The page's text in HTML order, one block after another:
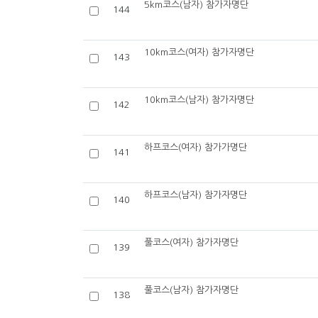
144
5km코스(남자) 참가자명단
143
10km코스(여자) 참가자명단
142
10km코스(남자) 참가자명단
141
하프코스(여자) 참가가명단
140
하프코스(남자) 참가자명단
139
풀코스(여자) 참가자명단
138
풀코스(남자) 참가자명단